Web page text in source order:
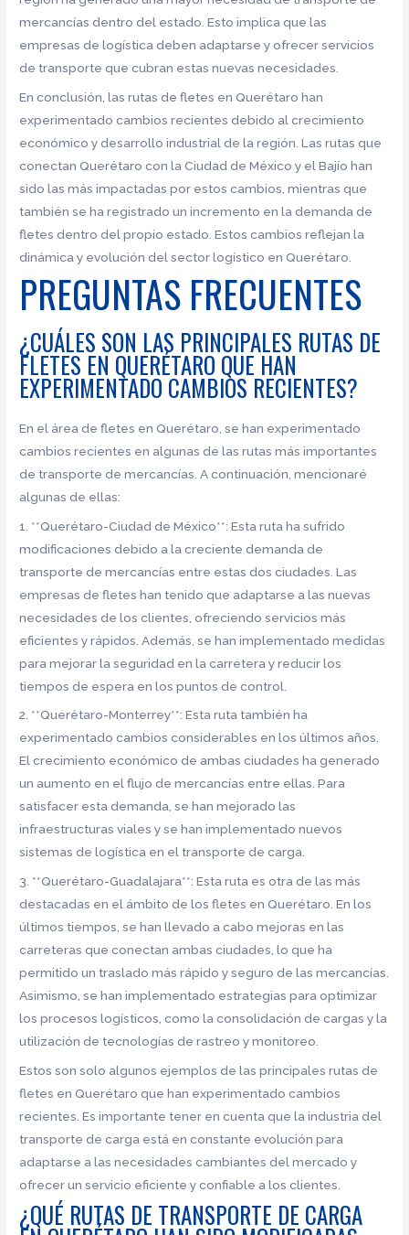
mercancías dentro del estado. Esto implica que las
empresas de logística deben adaptarse y ofrecer servicios
de transporte que cubran estas nuevas necesidades.
En conclusión, las rutas de fletes en Querétaro han
experimentado cambios recientes debido al crecimiento
económico y desarrollo industrial de la región. Las rutas que
conectan Querétaro con la Ciudad de México y el Bajío han
sido las más impactadas por estos cambios, mientras que
también se ha registrado un incremento en la demanda de
fletes dentro del propio estado. Estos cambios reflejan la
dinámica y evolución del sector logístico en Querétaro.
PREGUNTAS FRECUENTES
¿CUÁLES SON LAS PRINCIPALES RUTAS DE
FLETES EN QUERÉTARO QUE HAN
EXPERIMENTADO CAMBIOS RECIENTES?
En el área de fletes en Querétaro, se han experimentado
cambios recientes en algunas de las rutas más importantes
de transporte de mercancías. A continuación, mencionaré
algunas de ellas:
1. **Querétaro-Ciudad de México**: Esta ruta ha sufrido
modificaciones debido a la creciente demanda de
transporte de mercancías entre estas dos ciudades. Las
empresas de fletes han tenido que adaptarse a las nuevas
necesidades de los clientes, ofreciendo servicios más
eficientes y rápidos. Además, se han implementado medidas
para mejorar la seguridad en la carretera y reducir los
tiempos de espera en los puntos de control.
2. **Querétaro-Monterrey**: Esta ruta también ha
experimentado cambios considerables en los últimos años.
El crecimiento económico de ambas ciudades ha generado
un aumento en el flujo de mercancías entre ellas. Para
satisfacer esta demanda, se han mejorado las
infraestructuras viales y se han implementado nuevos
sistemas de logística en el transporte de carga.
3. **Querétaro-Guadalajara**: Esta ruta es otra de las más
destacadas en el ámbito de los fletes en Querétaro. En los
últimos tiempos, se han llevado a cabo mejoras en las
carreteras que conectan ambas ciudades, lo que ha
permitido un traslado más rápido y seguro de las mercancías.
Asimismo, se han implementado estrategias para optimizar
los procesos logísticos, como la consolidación de cargas y la
utilización de tecnologías de rastreo y monitoreo.
Estos son solo algunos ejemplos de las principales rutas de
fletes en Querétaro que han experimentado cambios
recientes. Es importante tener en cuenta que la industria del
transporte de carga está en constante evolución para
adaptarse a las necesidades cambiantes del mercado y
ofrecer un servicio eficiente y confiable a los clientes.
¿QUÉ RUTAS DE TRANSPORTE DE CARGA